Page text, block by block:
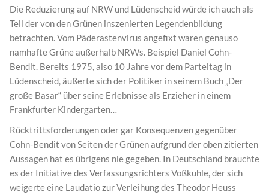
Die Reduzierung auf NRW und Lüdenscheid würde ich auch als
Teil der von den Grünen inszenierten Legendenbildung
betrachten. Vom Päderastenvirus angefixt waren genauso
namhafte Grüne außerhalb NRWs. Beispiel Daniel Cohn-
Bendit. Bereits 1975, also 10 Jahre vor dem Parteitag in
Lüdenscheid, äußerte sich der Politiker in seinem Buch „Der
große Basar“ über seine Erlebnisse als Erzieher in einem
Frankfurter Kindergarten…
Rücktrittsforderungen oder gar Konsequenzen gegenüber
Cohn-Bendit von Seiten der Grünen aufgrund der oben zitierten
Aussagen hat es übrigens nie gegeben. In Deutschland brauchte
es der Initiative des Verfassungsrichters Voßkuhle, der sich
weigerte eine Laudatio zur Verleihung des Theodor Heuss